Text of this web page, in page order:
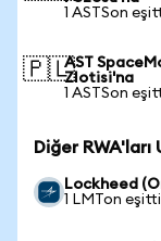
1 ASTSon
🇵🇱AST
Zlotisi'na
1 ASTSon
Diğer
Lockheed
1 LMTon